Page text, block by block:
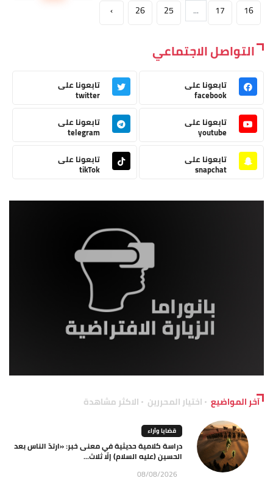
16
17
...
25
26
›
التواصل الاجتماعي
تابعونا على
facebook
تابعونا على
twitter
تابعونا على
youtube
تابعونا على
telegram
تابعونا على
snapchat
تابعونا على
tikTok
آخر المواضيع اختيار المحررين الاكثر مشاهدة
قضايا وآراء
دراسة كلامية حديثية في معنى خبر: «ارتدّ الناس بعد
الحسين (عليه السلام) إلّا ثلاث...
08/08/2026